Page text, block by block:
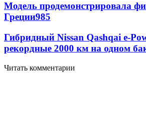
Модель продемонстрировала
Греции985
Гибридный Nissan Qashqai e-
рекордные 2000 км на одном
Читать комментарии